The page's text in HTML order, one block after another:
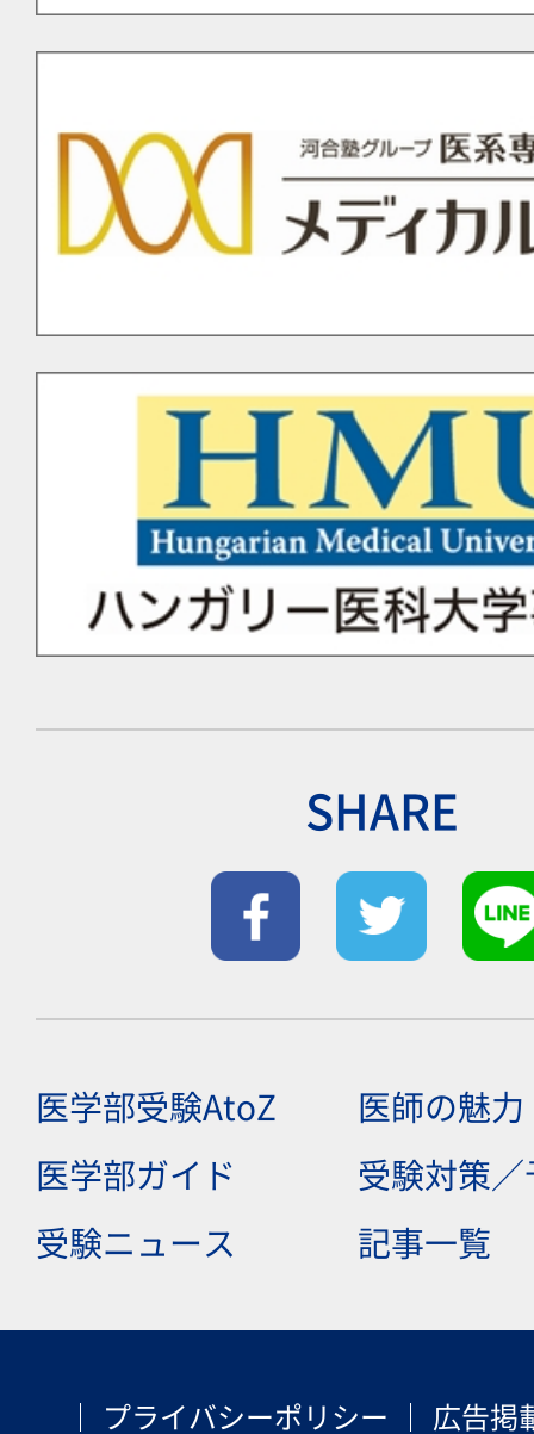
医学部受験AtoZ 医師の魅力
医学部ガイド 受験対策
受験ニュース 記事一覧
SHARE
プライバシーポリシー 広告掲